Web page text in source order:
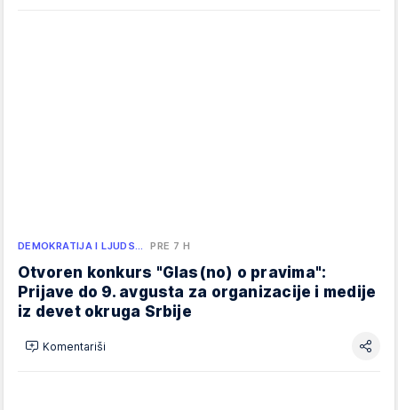
DEMOKRATIJA I LJUDS… PRE 7 H
Otvoren konkurs "Glas(no) o pravima":
Prijave do 9. avgusta za organizacije i medije
iz devet okruga Srbije
Komentariši